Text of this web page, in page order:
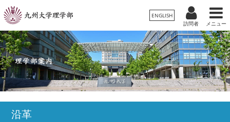
ENGLISH
訪問者
メニュー
受験生 卒業生/一般 在学生
保護者 教職員
理学部案内
学科・専攻
沿革